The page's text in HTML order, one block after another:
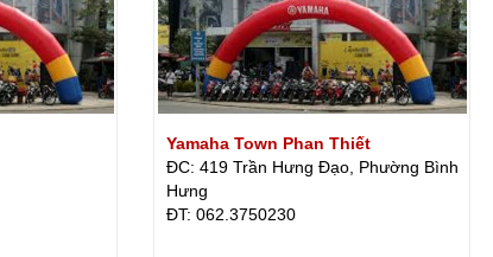
Yamaha Town Phan Thiết
ĐC: 419 Trần Hưng Đạo, Phường Bình
Hưng
ÐT: 062.3750230